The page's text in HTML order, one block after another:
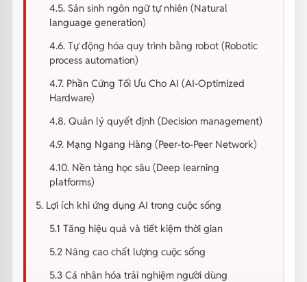
4.5. Sản sinh ngôn ngữ tự nhiên (Natural
language generation)
4.6. Tự động hóa quy trình bằng robot (Robotic
process automation)
4.7. Phần Cứng Tối Ưu Cho AI (AI-Optimized
Hardware)
4.8. Quản lý quyết định (Decision management)
4.9. Mạng Ngang Hàng (Peer-to-Peer Network)
4.10. Nền tảng học sâu (Deep learning
platforms)
5. Lợi ích khi ứng dụng AI trong cuộc sống
5.1 Tăng hiệu quả và tiết kiệm thời gian
5.2 Nâng cao chất lượng cuộc sống
5.3 Cá nhân hóa trải nghiệm người dùng